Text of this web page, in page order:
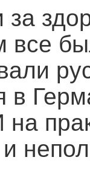
все
в
на